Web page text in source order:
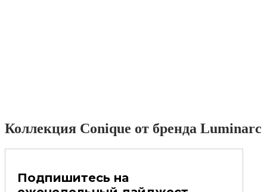
Коллекция Conique от бренда Luminarc
Подпишитесь на